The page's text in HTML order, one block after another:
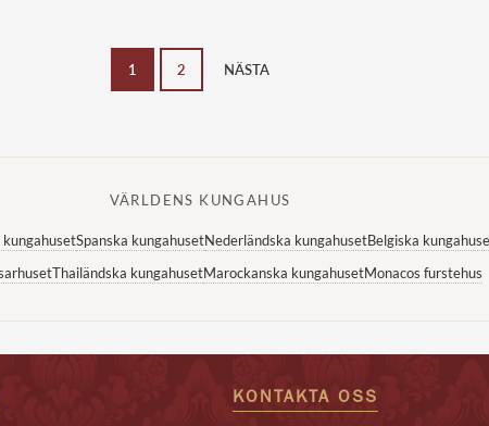
1 2 NÄSTA
VÄRLDENS KUNGAHUS
Spanska kungahusetNederländska kungahusetBelgiska
Thailändska kungahusetMarockanska kungahusetMonacos furstehus
KONTAKTA OSS